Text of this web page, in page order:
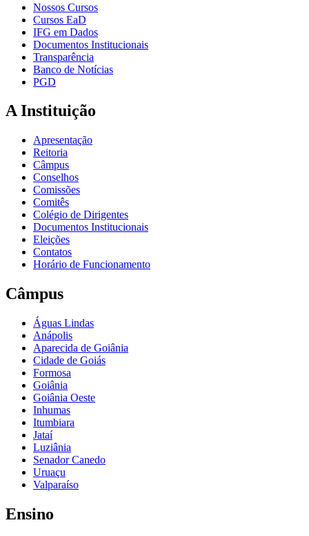
Nossos Cursos
Cursos EaD
IFG em Dados
Documentos Institucionais
Transparência
Banco de Notícias
PGD
A Instituição
Apresentação
Reitoria
Câmpus
Conselhos
Comissões
Comitês
Colégio de Dirigentes
Documentos Institucionais
Eleições
Contatos
Horário de Funcionamento
Câmpus
Águas Lindas
Anápolis
Aparecida de Goiânia
Cidade de Goiás
Formosa
Goiânia
Goiânia Oeste
Inhumas
Itumbiara
Jataí
Luziânia
Senador Canedo
Uruaçu
Valparaíso
Ensino